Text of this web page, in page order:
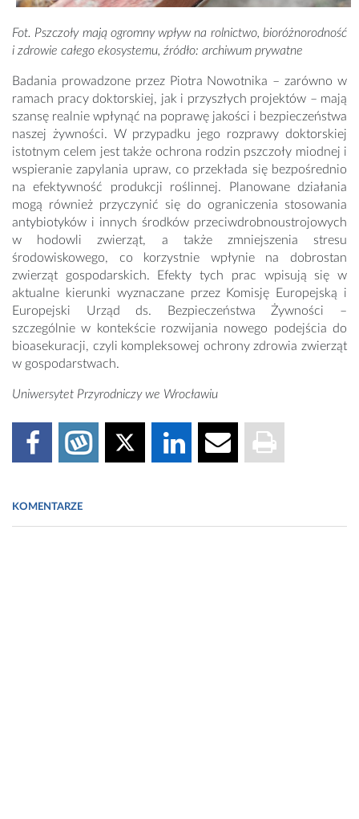
Fot. Pszczoły mają ogromny wpływ na rolnictwo, bioróżnorodność
i zdrowie całego ekosystemu, źródło: archiwum prywatne
Badania prowadzone przez Piotra Nowotnika – zarówno w
ramach pracy doktorskiej, jak i przyszłych projektów – mają
szansę realnie wpłynąć na poprawę jakości i bezpieczeństwa
naszej żywności. W przypadku jego rozprawy doktorskiej
istotnym celem jest także ochrona rodzin pszczoły miodnej i
wspieranie zapylania upraw, co przekłada się bezpośrednio
na efektywność produkcji roślinnej. Planowane działania
mogą również przyczynić się do ograniczenia stosowania
antybiotyków i innych środków przeciwdrobnoustrojowych
w hodowli zwierząt, a także zmniejszenia stresu
środowiskowego, co korzystnie wpłynie na dobrostan
zwierząt gospodarskich. Efekty tych prac wpisują się w
aktualne kierunki wyznaczane przez Komisję Europejską i
Europejski Urząd ds. Bezpieczeństwa Żywności –
szczególnie w kontekście rozwijania nowego podejścia do
bioasekuracji, czyli kompleksowej ochrony zdrowia zwierząt
w gospodarstwach.
Uniwersytet Przyrodniczy we Wrocławiu
KOMENTARZE